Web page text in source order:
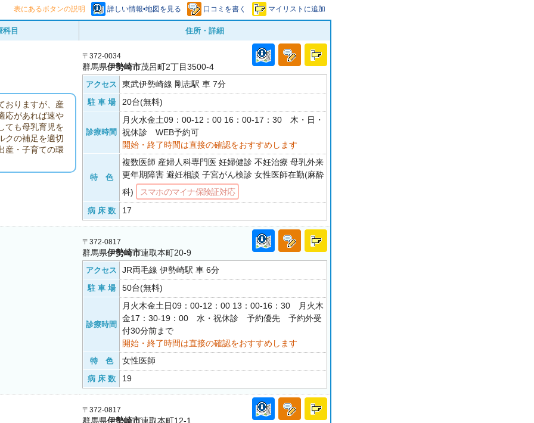
表にあるボタンの説明 詳しい情報•地図を見る 口コミを書く マイリストに追加
科目 住所・詳細
おりますが、産
応があれば速や
ても母乳育児を
クの補足を適切
産・子育ての環
〒372-0034
群馬県伊勢崎市茂呂町2丁目3500-4
アクセス 東武伊勢崎線 剛志駅 車 7分
駐 車 場 20台(無料)
診療時間
月火水金土09：00-12：00 16：00-17：30 木・日・
祝休診 WEB予約可
開始・終了時間は直接の確認をおすすめします
特 色
複数医師 産婦人科専門医 妊婦健診 不妊治療 母乳外来
更年期障害 避妊相談 子宮がん検診 女性医師在勤(麻酔
科)
スマホのマイナ保険証対応
病 床 数 17
〒372-0817
群馬県伊勢崎市連取本町20-9
アクセス JR両毛線 伊勢崎駅 車 6分
駐 車 場 50台(無料)
診療時間
月火木金土日09：00-12：00 13：00-16：30 月火木
金17：30-19：00 水・祝休診 予約優先 予約外受
付30分前まで
開始・終了時間は直接の確認をおすすめします
特 色 女性医師
病 床 数 19
〒372-0817
群馬県伊勢崎市連取本町12-1